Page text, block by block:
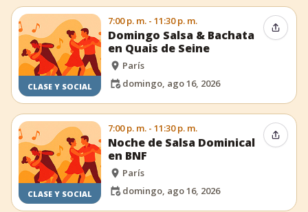
CLASE Y SOCIAL
7:00 p. m. - 11:30 p. m.
Domingo Salsa & Bachata
en Quais de Seine
París
domingo, ago 16, 2026
CLASE Y SOCIAL
7:00 p. m. - 11:30 p. m.
Noche de Salsa Dominical
en BNF
París
domingo, ago 16, 2026